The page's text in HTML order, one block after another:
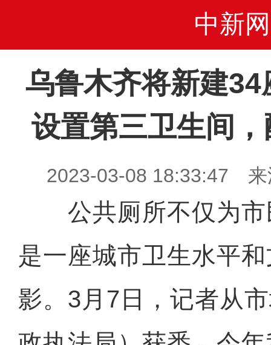
中新网
乌鲁木齐将新建
设置第三卫生间
2023-03-08 18:33:47 来
公共厕所不仅为市
是一座城市卫生水平
影。3月7日，记者从